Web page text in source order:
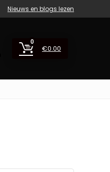
Nieuws en blogs lezen
0
€0.00